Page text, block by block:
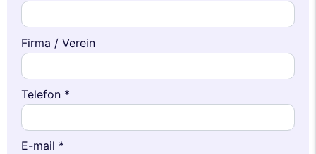
Firma / Verein
Telefon *
E-mail *